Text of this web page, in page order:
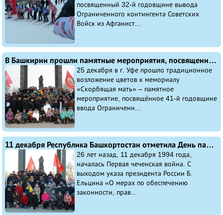
посвященный 32-й годовщине вывода
Ограниченного контингента Советских
Войск из Афганист...
В Башкирии прошли памятные мероприятия, посвященные 41-й годовщине ввода Ограниченного контингента Советских Войск в Афганистан
25 декабря в г. Уфе прошло традиционное
возложение цветов к мемориалу
«Скорбящая мать» – памятное
мероприятие, посвящённое 41-й годовщине
ввода Ограниченн...
11 декабря Республика Башкортостан отметила День памяти погибших в вооружённом конфликте в Чечне
26 лет назад, 11 декабря 1994 года,
началась Первая чеченская война. С
выходом указа президента России Б.
Ельцина «О мерах по обеспечению
законности, прав...